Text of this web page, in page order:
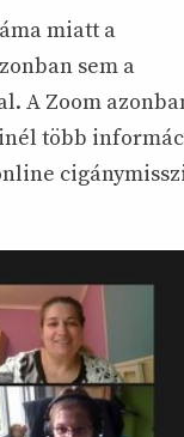
miatt a
sem a
A Zoom
több